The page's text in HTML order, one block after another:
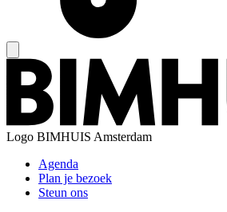
Logo BIMHUIS Amsterdam
Agenda
Plan je bezoek
Steun ons